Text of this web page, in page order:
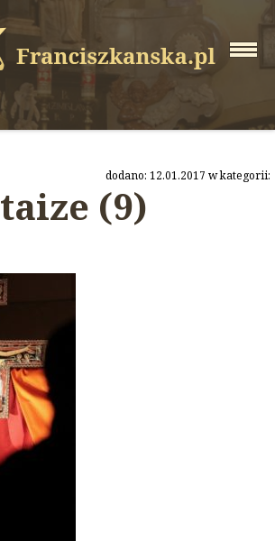
dodano: 12.01.2017 w kategorii:
taize (9)